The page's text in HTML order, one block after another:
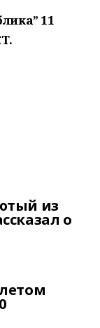
11
из
о